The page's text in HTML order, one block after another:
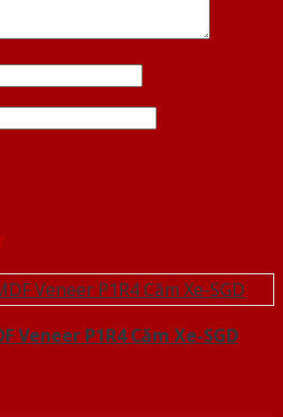
Veneer P1R4 Căm Xe-SGD